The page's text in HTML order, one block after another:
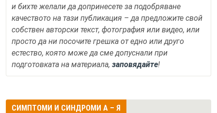
и бихте желали да допринесете за подобряване
качеството на тази публикация – да предложите свой
собствен авторски текст, фотография или видео, или
просто да ни посочите грешка от едно или друго
естество, която може да сме допуснали при
подготовката на материала, заповядайте!
СИМПТОМИ И СИНДРОМИ А – Я